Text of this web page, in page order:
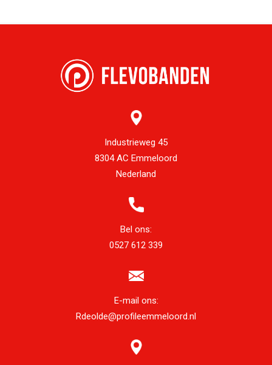
Industrieweg 45
8304 AC Emmeloord
Nederland
Bel ons:
0527 612 339
E-mail ons:
Rdeolde@profileemmeloord.nl